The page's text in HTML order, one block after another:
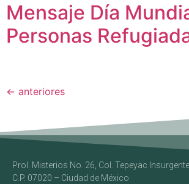
Mensaje Día
Personas
← anteriores
Prol. Misterios No. 26, Col. Tepeyac
C.P. 07020 – Ciudad de México